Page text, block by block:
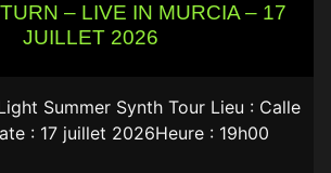
– LIVE IN MURCIA – 17
JUILLET 2026
Summer Synth Tour Lieu : Calle
: 17 juillet 2026Heure : 19h00